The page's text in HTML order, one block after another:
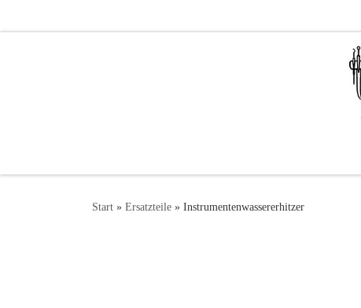
Start » Ersatzteile » Instrumentenwassererhitzer